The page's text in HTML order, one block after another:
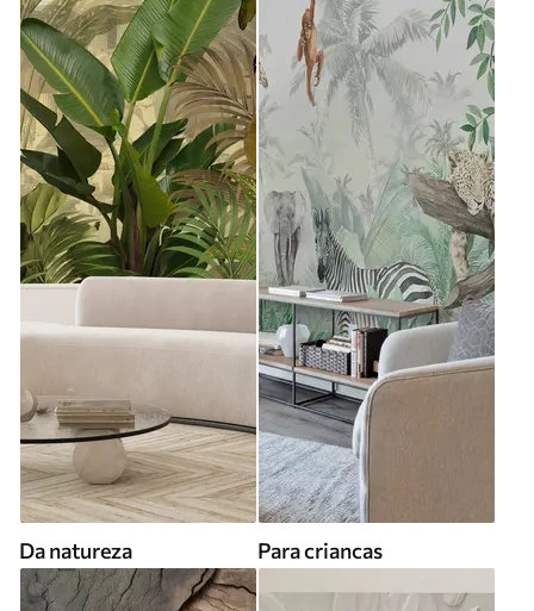
Da natureza Para criancas